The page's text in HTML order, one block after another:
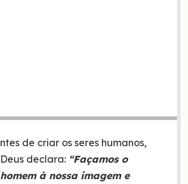
ntes de criar os seres humanos,
Deus declara: “Façamos o
homem à nossa imagem e